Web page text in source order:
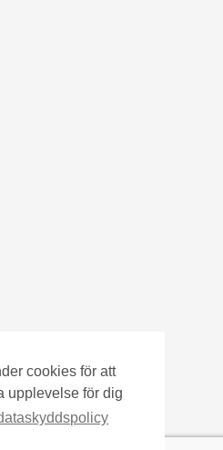
cookies för att
upplevelse för dig